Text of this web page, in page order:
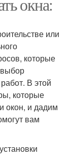
или
которые
В этой
которые
окон, и дадим
вам